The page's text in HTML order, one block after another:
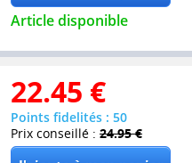
Article disponible
22.45 €
Points fidelités : 50
Prix conseillé : 24.95 €